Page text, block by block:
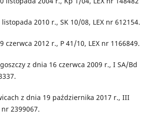
2010 r., SK 10/08, LEX nr 612154.
czerwca 2012 r., P 41/10, LEX nr 1166849.
z dnia 16 czerwca 2009 r., I SA/Bd
z dnia 19 października 2017 r., III
nr 2399067.